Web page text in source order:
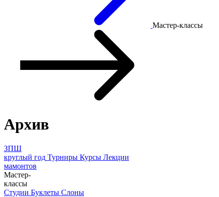
Мастер-классы
Архив
ЗПШ
круглый год Турниры Курсы Лекции
мамонтов
Мастер-
классы
Студии Буклеты Слоны